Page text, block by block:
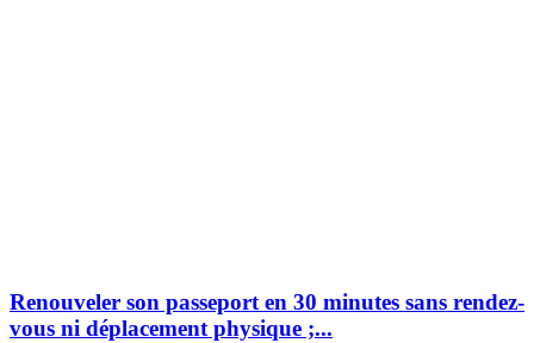
Renouveler son passeport en 30 minutes sans rendez-
vous ni déplacement physique ;...